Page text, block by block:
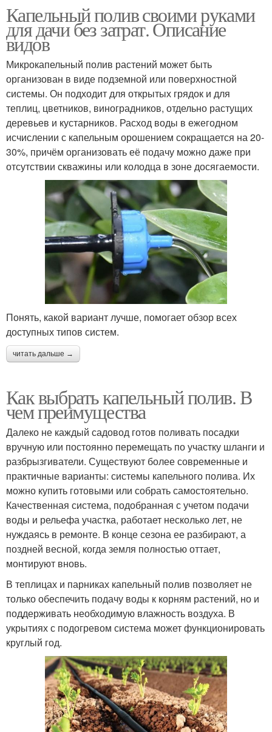
Капельный полив своими руками
для дачи без затрат. Описание
видов
Микрокапельный полив растений может быть
организован в виде подземной или поверхностной
системы. Он подходит для открытых грядок и для
теплиц, цветников, виноградников, отдельно растущих
деревьев и кустарников. Расход воды в ежегодном
исчислении с капельным орошением сокращается на 20-
30%, причём организовать её подачу можно даже при
отсутствии скважины или колодца в зоне досягаемости.
Понять, какой вариант лучше, помогает обзор всех
доступных типов систем.
читать дальше →
Как выбрать капельный полив. В
чем преимущества
Далеко не каждый садовод готов поливать посадки
вручную или постоянно перемещать по участку шланги и
разбрызгиватели. Существуют более современные и
практичные варианты: системы капельного полива. Их
можно купить готовыми или собрать самостоятельно.
Качественная система, подобранная с учетом подачи
воды и рельефа участка, работает несколько лет, не
нуждаясь в ремонте. В конце сезона ее разбирают, а
поздней весной, когда земля полностью оттает,
монтируют вновь.
В теплицах и парниках капельный полив позволяет не
только обеспечить подачу воды к корням растений, но и
поддерживать необходимую влажность воздуха. В
укрытиях с подогревом система может функционировать
круглый год.